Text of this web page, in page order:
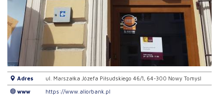
Adres ul. Marszałka Józefa Piłsudskiego 46/1, 64-300 Nowy Tomyśl
www https://www.aliorbank.pl